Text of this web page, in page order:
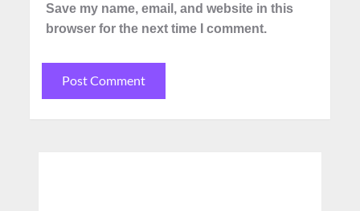
Save my name, email, and website in this
browser for the next time I comment.